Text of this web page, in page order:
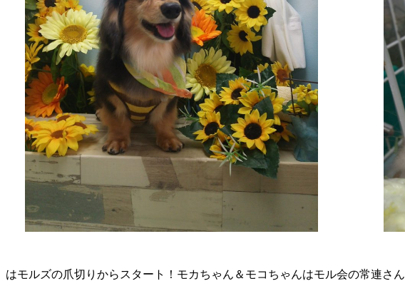
はモルズの爪切りからスタート！モカちゃん＆モコちゃんはモル会の常連さん